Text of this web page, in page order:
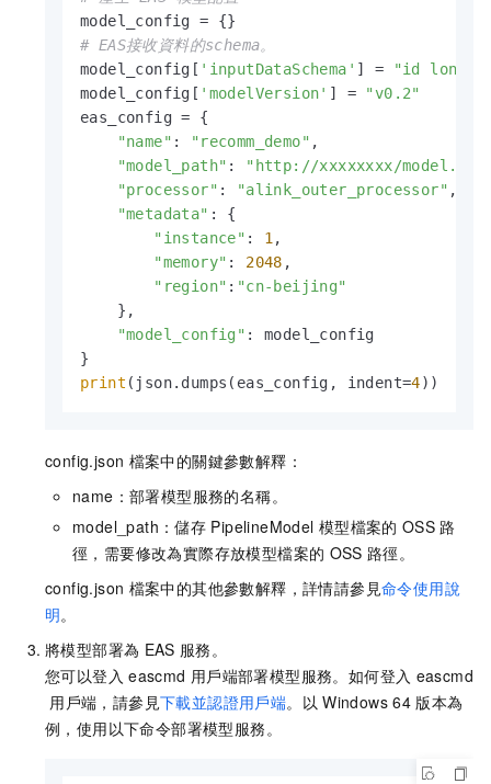
# EAS接收資料的schema。
model_config[ 'inputDataSchema' ] =
"id long,
model_config[ 'modelVersion' ] = "v0.2"
eas_config = {
"name" : "recomm_demo" ,
"model_path" : "http://xxxxxxxx/model.ak"
"processor" : "alink_outer_processor" ,
"metadata" : {
"instance" : 1 ,
"memory" : 2048 ,
"region" : "cn-beijing"
    },
"model_config" : model_config
print (json.dumps(eas_config, indent=4))
config.json 檔案中的關鍵參數解釋：
name：部署模型服務的名稱。
model_path：儲存 PipelineModel 模型檔案的 OSS 路
徑，需要修改為實際存放模型檔案的 OSS 路徑。
config.json 檔案中的其他參數解釋，詳情請參見命令使用說
明。
將模型部署為 EAS 服務。
您可以登入 eascmd 用戶端部署模型服務。如何登入 eascmd
用戶端，請參見下載並認證用戶端。以 Windows 64 版本為
例，使用以下命令部署模型服務。